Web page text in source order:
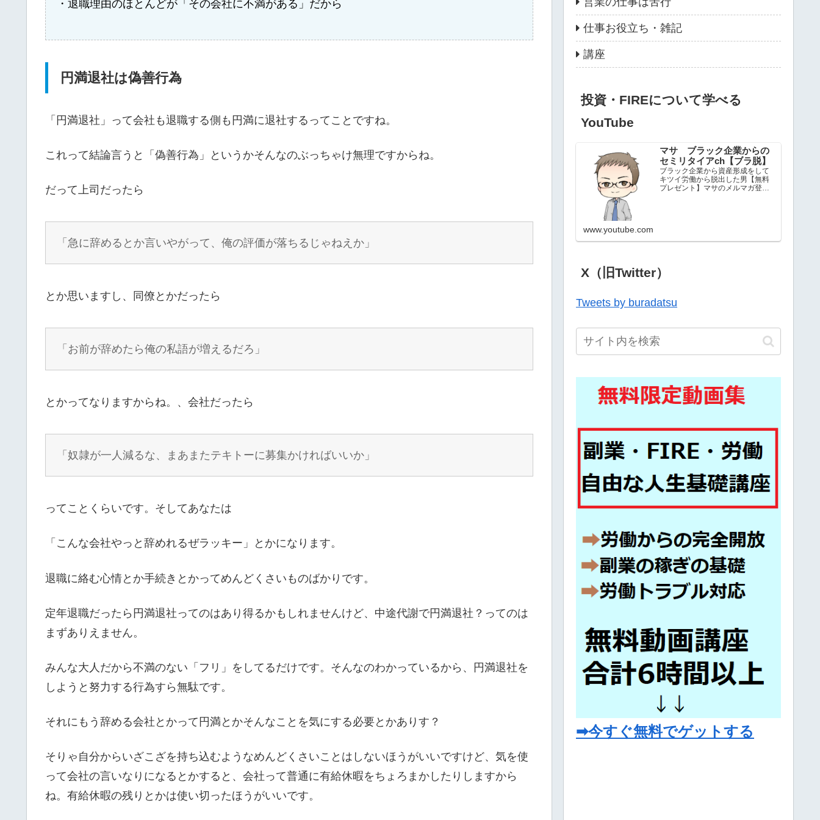
・退職理由のほとんどが「その会社に不満がある」だから
円満退社は偽善行為
「円満退社」って会社も退職する側も円満に退社するってことですね。
これって結論言うと「偽善行為」というかそんなのぶっちゃけ無理ですからね。
だって上司だったら
「急に辞めるとか言いやがって、俺の評価が落ちるじゃねえか」
とか思いますし、同僚とかだったら
「お前が辞めたら俺の私語が増えるだろ」
とかってなりますからね。、会社だったら
「奴隷が一人減るな、まあまたテキトーに募集かければいいか」
ってことくらいです。そしてあなたは
「こんな会社やっと辞めれるぜラッキー」とかになります。
退職に絡む心情とか手続きとかってめんどくさいものばかりです。
定年退職だったら円満退社ってのはあり得るかもしれませんけど、中途代謝で円満退社？ってのは
まずありえません。
みんな大人だから不満のない「フリ」をしてるだけです。そんなのわかっているから、円満退社を
しようと努力する行為すら無駄です。
それにもう辞める会社とかって円満とかそんなことを気にする必要とかありす？
そりゃ自分からいざこざを持ち込むようなめんどくさいことはしないほうがいいですけど、気を使
って会社の言いなりになるとかすると、会社って普通に有給休暇をちょろまかしたりしますから
ね。有給休暇の残りとかは使い切ったほうがいいです。
仕事お役立ち・雑記
講座
投資・FIREについて学べる
YouTube
マサ ブラック企業からの
セミリタイアch【ブラ脱】
ブラック企業から資産形成をして
キツイ労働から脱出した男【無料
プレゼント】マサのメルマガ登録
www.youtube.com
X（旧Twitter）
Tweets by buradatsu
➡今すぐ無料でゲットする